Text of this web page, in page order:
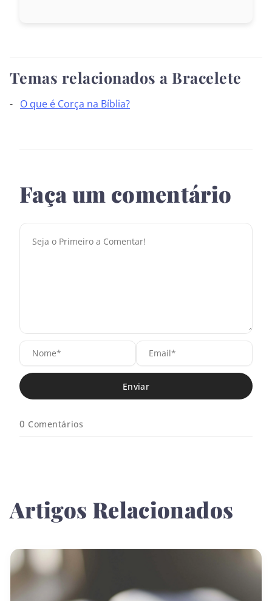
Temas relacionados a Bracelete
O que é Corça na Bíblia?
Faça um comentário
N
o
m
e
*
E
i
0 Comentários
Artigos Relacionados